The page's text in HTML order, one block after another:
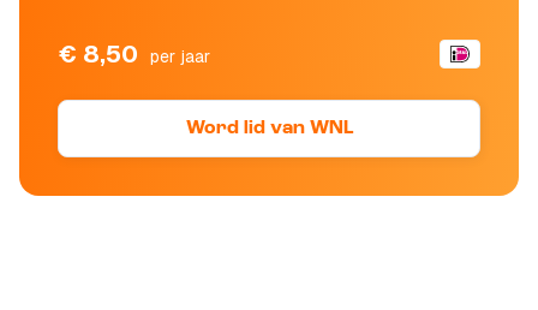
€ 8,50 per jaar
Word lid van WNL